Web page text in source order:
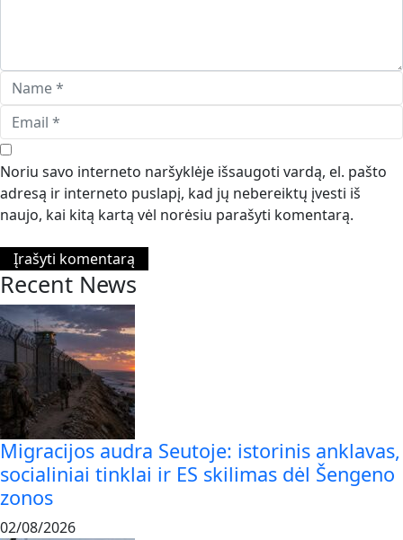
Noriu savo interneto naršyklėje išsaugoti vardą, el. pašto
adresą ir interneto puslapį, kad jų nebereiktų įvesti iš
naujo, kai kitą kartą vėl norėsiu parašyti komentarą.
Recent News
Migracijos audra Seutoje: istorinis anklavas,
socialiniai tinklai ir ES skilimas dėl Šengeno
zonos
02/08/2026